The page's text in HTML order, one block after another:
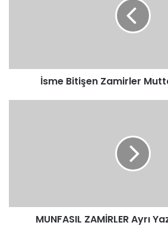
İsme Bitişen Zamirler
MUNFASIL ZAMİRLER Ayrı